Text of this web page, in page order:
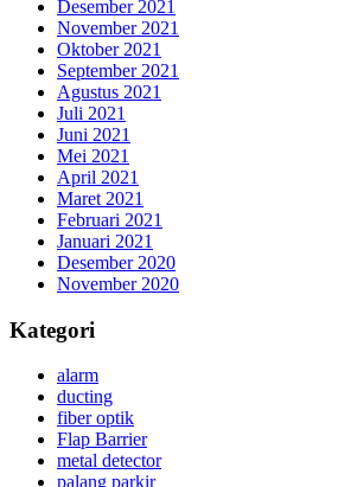
Desember 2021
November 2021
Oktober 2021
September 2021
Agustus 2021
Juli 2021
Juni 2021
Mei 2021
April 2021
Maret 2021
Februari 2021
Januari 2021
Desember 2020
November 2020
Kategori
alarm
ducting
fiber optik
Flap Barrier
metal detector
palang parkir